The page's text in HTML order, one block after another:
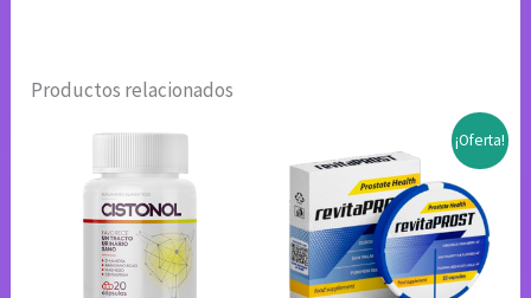
Productos relacionados
¡Oferta!